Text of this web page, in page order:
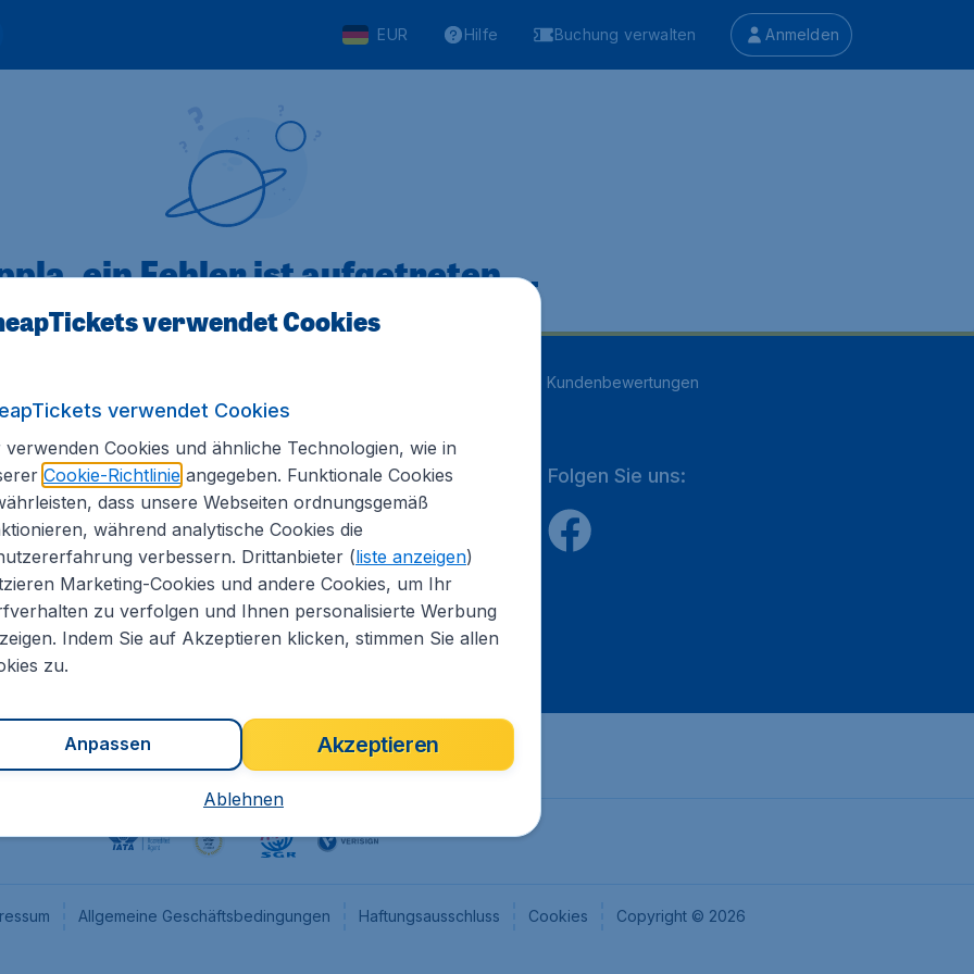
EUR Hilfe Buchung verwalten Anmelden
ein Fehler ist aufgetreten ...
Kundenbewertungen
Informationen
Internationale Webseiten
CheapTickets.nl
CheapTickets.be
CheapTickets.ch
CheapTickets.sg
Flugladen.at
Folgen Sie uns:
Allgemeine Geschäftsbedingungen Haftungsausschluss Cookies Copyright © 2026
verwendet Cookies
verwendet Cookies
verwenden Cookies und ähnliche Technologien, wie in
Cookie-Richtlinieangegeben. Funktionale Cookies
dass unsere Webseiten ordnungsgemäß
während analytische Cookies die
verbessern. Drittanbieter (liste anzeigen)
Marketing-Cookies und andere Cookies, um Ihr
zu verfolgen und Ihnen personalisierte Werbung
Indem Sie auf Akzeptieren klicken, stimmen Sie allen
zu.
Akzeptieren
Anpassen
Ablehnen